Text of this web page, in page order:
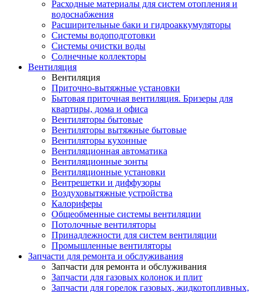
Расходные материалы для систем отопления и
водоснабжения
Расширительные баки и гидроаккумуляторы
Системы водоподготовки
Системы очистки воды
Солнечные коллекторы
Вентиляция
Вентиляция
Приточно-вытяжные установки
Бытовая приточная вентиляция. Бризеры для
квартиры, дома и офиса
Вентиляторы бытовые
Вентиляторы вытяжные бытовые
Вентиляторы кухонные
Вентиляционная автоматика
Вентиляционные зонты
Вентиляционные установки
Вентрешетки и диффузоры
Воздуховытяжные устройства
Калориферы
Общеобменные системы вентиляции
Потолочные вентиляторы
Принадлежности для систем вентиляции
Промышленные вентиляторы
Запчасти для ремонта и обслуживания
Запчасти для ремонта и обслуживания
Запчасти для газовых колонок и плит
Запчасти для горелок газовых, жидкотопливных,